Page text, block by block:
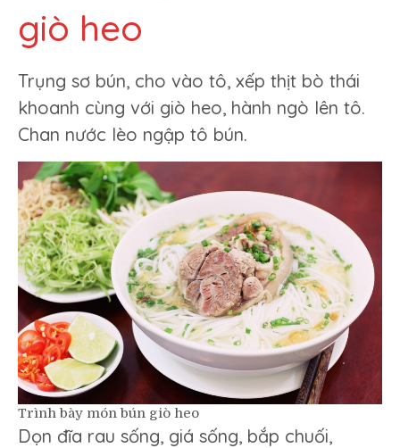
giò heo
Trụng sơ bún, cho vào tô, xếp thịt bò thái
khoanh cùng với giò heo, hành ngò lên tô.
Chan nước lèo ngập tô bún.
Trình bày món bún giò heo
Dọn đĩa rau sống, giá sống, bắp chuối,